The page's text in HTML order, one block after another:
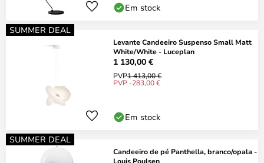
Em stock
SUMMER DEAL
Levante Candeeiro Suspenso Small Matt
White/White - Luceplan
1 130,00 €
PVP1 413,00 €
PVP -283,00 €
Em stock
SUMMER DEAL
Candeeiro de pé Panthella, branco/opala -
Louis Poulsen